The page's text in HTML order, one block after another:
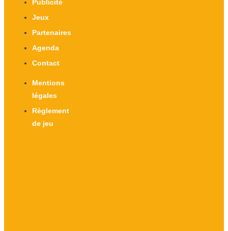
Publicité
Jeux
Partenaires
Agenda
Contact
Mentions
légales
Règlement
de jeu